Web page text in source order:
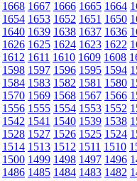
1668 1667 1666 1665 1664
1654 1653 1652 1651 1650
1640 1639 1638 1637 1636
1626 1625 1624 1623 1622
1612 1611 1610 1609 1608
1598 1597 1596 1595 1594
1584 1583 1582 1581 1580
1570 1569 1568 1567 1566
1556 1555 1554 1553 1552
1542 1541 1540 1539 1538
1528 1527 1526 1525 1524
1514 1513 1512 1511 1510
1500 1499 1498 1497 1496
1486 1485 1484 1483 1482